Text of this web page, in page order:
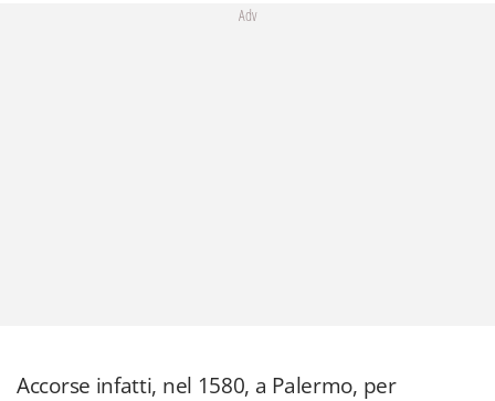
Adv
Accorse infatti, nel 1580, a Palermo, per